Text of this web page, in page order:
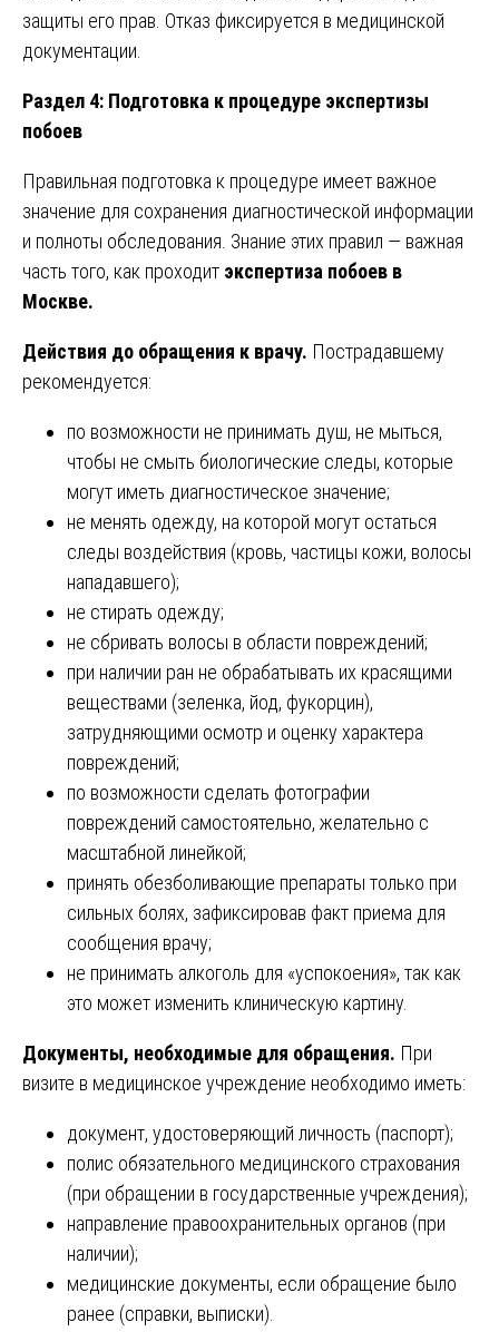
защиты его прав. Отказ фиксируется в медицинской
документации.
Раздел 4: Подготовка к процедуре экспертизы
побоев
Правильная подготовка к процедуре имеет важное
значение для сохранения диагностической информации
и полноты обследования. Знание этих правил — важная
часть того, как проходит экспертиза побоев в
Москве.
Действия до обращения к врачу. Пострадавшему
рекомендуется:
по возможности не принимать душ, не мыться,
чтобы не смыть биологические следы, которые
могут иметь диагностическое значение;
не менять одежду, на которой могут остаться
следы воздействия (кровь, частицы кожи, волосы
нападавшего);
не стирать одежду;
не сбривать волосы в области повреждений;
при наличии ран не обрабатывать их красящими
веществами (зеленка, йод, фукорцин),
затрудняющими осмотр и оценку характера
повреждений;
по возможности сделать фотографии
повреждений самостоятельно, желательно с
масштабной линейкой;
принять обезболивающие препараты только при
сильных болях, зафиксировав факт приема для
сообщения врачу;
не принимать алкоголь для «успокоения», так как
это может изменить клиническую картину.
Документы, необходимые для обращения. При
визите в медицинское учреждение необходимо иметь:
документ, удостоверяющий личность (паспорт);
полис обязательного медицинского страхования
(при обращении в государственные учреждения);
направление правоохранительных органов (при
наличии);
медицинские документы, если обращение было
ранее (справки, выписки).